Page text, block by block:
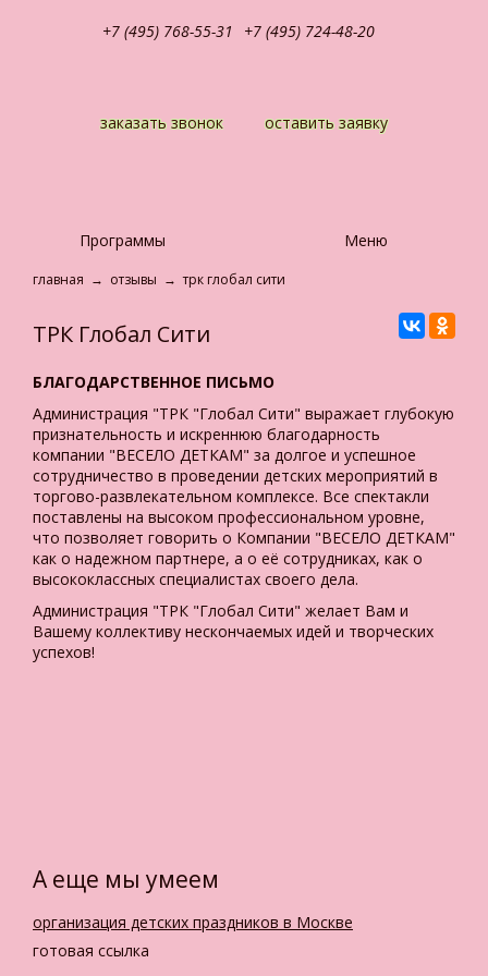
+7 (495) 768-55-31 +7 (495) 724-48-20
заказать звонок оставить заявку
Программы Меню
главная → отзывы → трк глобал сити
ТРК Глобал Сити
БЛАГОДАРСТВЕННОЕ ПИСЬМО
Администрация "ТРК "Глобал Сити" выражает глубокую
признательность и искреннюю благодарность
компании "ВЕСЕЛО ДЕТКАМ" за долгое и успешное
сотрудничество в проведении детских мероприятий в
торгово-развлекательном комплексе. Все спектакли
поставлены на высоком профессиональном уровне,
что позволяет говорить о Компании "ВЕСЕЛО ДЕТКАМ"
как о надежном партнере, а о её сотрудниках, как о
высококлассных специалистах своего дела.
Администрация "ТРК "Глобал Сити" желает Вам и
Вашему коллективу нескончаемых идей и творческих
успехов!
А еще мы умеем
организация детских праздников в Москве
готовая ссылка